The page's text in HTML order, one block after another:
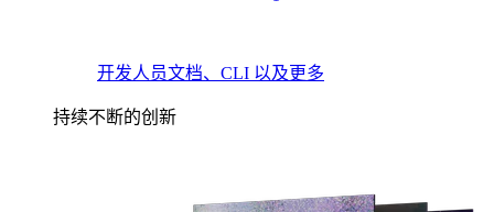
开发人员文档、CLI 以及更多
持续不断的创新